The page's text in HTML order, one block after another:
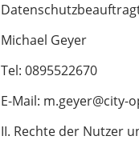
Michael Geyer
Tel: 0895522670
E-Mail: m.geyer@city-
II. Rechte der Nutzer